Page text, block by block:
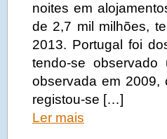
noites em
de 2,7 mil milhões,
2013. Portugal foi
tendo-se
observada em 2009,
registou-se […]
Ler mais